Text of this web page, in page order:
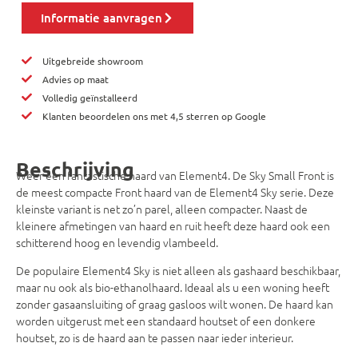
Informatie aanvragen
Uitgebreide showroom
Advies op maat
Volledig geïnstalleerd
Klanten beoordelen ons met 4,5 sterren op Google
Beschrijving
Weer een fantastische haard van Element4. De Sky Small Front is
de meest compacte Front haard van de Element4 Sky serie. Deze
kleinste variant is net zo’n parel, alleen compacter. Naast de
kleinere afmetingen van haard en ruit heeft deze haard ook een
schitterend hoog en levendig vlambeeld.
De populaire Element4 Sky is niet alleen als gashaard beschikbaar,
maar nu ook als bio-ethanolhaard. Ideaal als u een woning heeft
zonder gasaansluiting of graag gasloos wilt wonen. De haard kan
worden uitgerust met een standaard houtset of een donkere
houtset, zo is de haard aan te passen naar ieder interieur.